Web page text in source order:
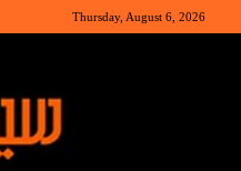
Thursday, August 6, 2026